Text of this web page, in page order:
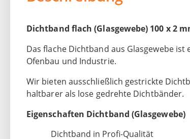
Dichtband flach (Glasgewebe) 100 x 2
Das flache Dichtband aus Glasgewebe
Ofenbau und Industrie.
Wir bieten ausschließlich gestrickte
haltbarer als lose gedrehte Dichtbänder.
Eigenschaften Dichtband (Glasgewebe)
Dichtband in Profi-Qualität